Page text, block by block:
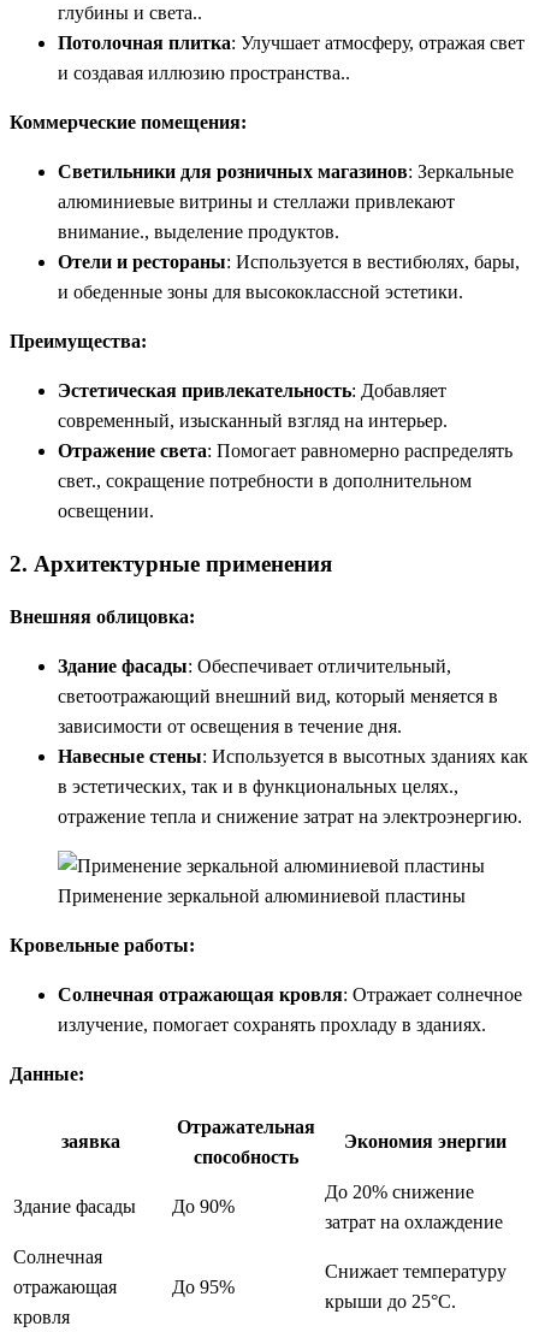
глубины и света..
Потолочная плитка: Улучшает атмосферу, отражая свет
и создавая иллюзию пространства..
Коммерческие помещения:
Светильники для розничных магазинов: Зеркальные
алюминиевые витрины и стеллажи привлекают
внимание., выделение продуктов.
Отели и рестораны: Используется в вестибюлях, бары,
и обеденные зоны для высококлассной эстетики.
Преимущества:
Эстетическая привлекательность: Добавляет
современный, изысканный взгляд на интерьер.
Отражение света: Помогает равномерно распределять
свет., сокращение потребности в дополнительном
освещении.
2. Архитектурные применения
Внешняя облицовка:
Здание фасады: Обеспечивает отличительный,
светоотражающий внешний вид, который меняется в
зависимости от освещения в течение дня.
Навесные стены: Используется в высотных зданиях как
в эстетических, так и в функциональных целях.,
отражение тепла и снижение затрат на электроэнергию.
Применение зеркальной алюминиевой пластины
Кровельные работы:
Солнечная отражающая кровля: Отражает солнечное
излучение, помогает сохранять прохладу в зданиях.
Данные:
заявка
Отражательная
способность
Экономия энергии
Здание фасады До 90%
До 20% снижение
затрат на охлаждение
Солнечная
отражающая
кровля
До 95%
Снижает температуру
крыши до 25°C.